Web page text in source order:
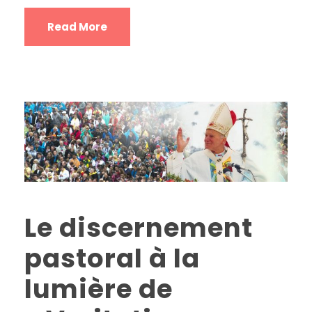
Read More
Le discernement
pastoral à la
lumière de